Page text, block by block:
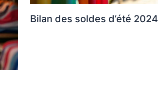
Bilan des soldes d’été 2024